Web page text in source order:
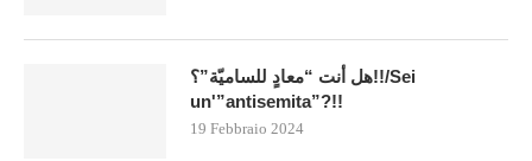
هل أنت “معادٍ للساميّة”؟!!/Sei
un'”antisemita”?!!
19 Febbraio 2024